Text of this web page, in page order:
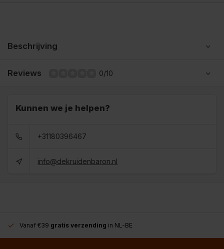
Beschrijving
Reviews 0/10
Kunnen we je helpen?
+31180396467
info@dekruidenbaron.nl
Vanaf €39 gratis verzending in NL-BE